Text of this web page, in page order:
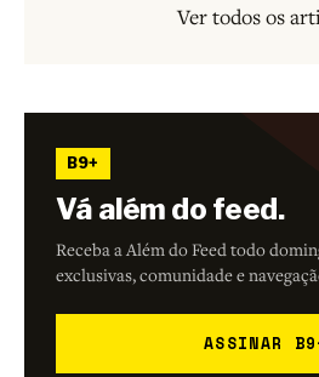
Ver todos os
B9+
Vá além do feed.
Receba a Além do Feed todo
exclusivas, comunidade e
ASSINAR